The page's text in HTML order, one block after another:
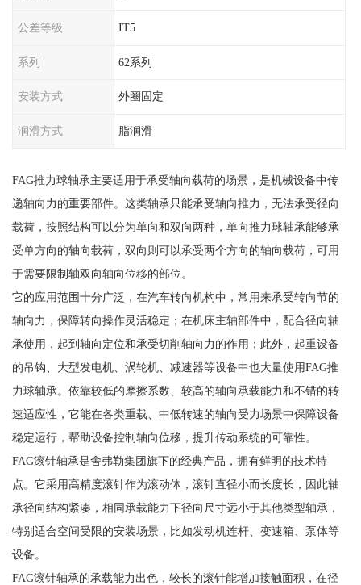
公差等级 IT5
系列 62系列
安装方式 外圈固定
润滑方式 脂润滑
FAG推力球轴承主要适用于承受轴向载荷的场景，是机械设备中传
递轴向力的重要部件。这类轴承只能承受轴向推力，无法承受径向
载荷，按照结构可以分为单向和双向两种，单向推力球轴承能够承
受单方向的轴向载荷，双向则可以承受两个方向的轴向载荷，可用
于需要限制轴双向轴向位移的部位。
它的应用范围十分广泛，在汽车转向机构中，常用来承受转向节的
轴向力，保障转向操作灵活稳定；在机床主轴部件中，配合径向轴
承使用，起到轴向定位和承受切削轴向力的作用；此外，起重设备
的吊钩、大型发电机、涡轮机、减速器等设备中也大量使用FAG推
力球轴承。依靠较低的摩擦系数、较高的轴向承载能力和不错的转
速适应性，它能在各类重载、中低转速的轴向受力场景中保障设备
稳定运行，帮助设备控制轴向位移，提升传动系统的可靠性。
FAG滚针轴承是舍弗勒集团旗下的经典产品，拥有鲜明的技术特
点。它采用高精度滚针作为滚动体，滚针直径小而长度长，因此轴
承径向结构紧凑，相同承载能力下径向尺寸远小于其他类型轴承，
特别适合空间受限的安装场景，比如发动机连杆、变速箱、泵体等
设备。
FAG滚针轴承的承载能力出色，较长的滚针能增加接触面积，在径